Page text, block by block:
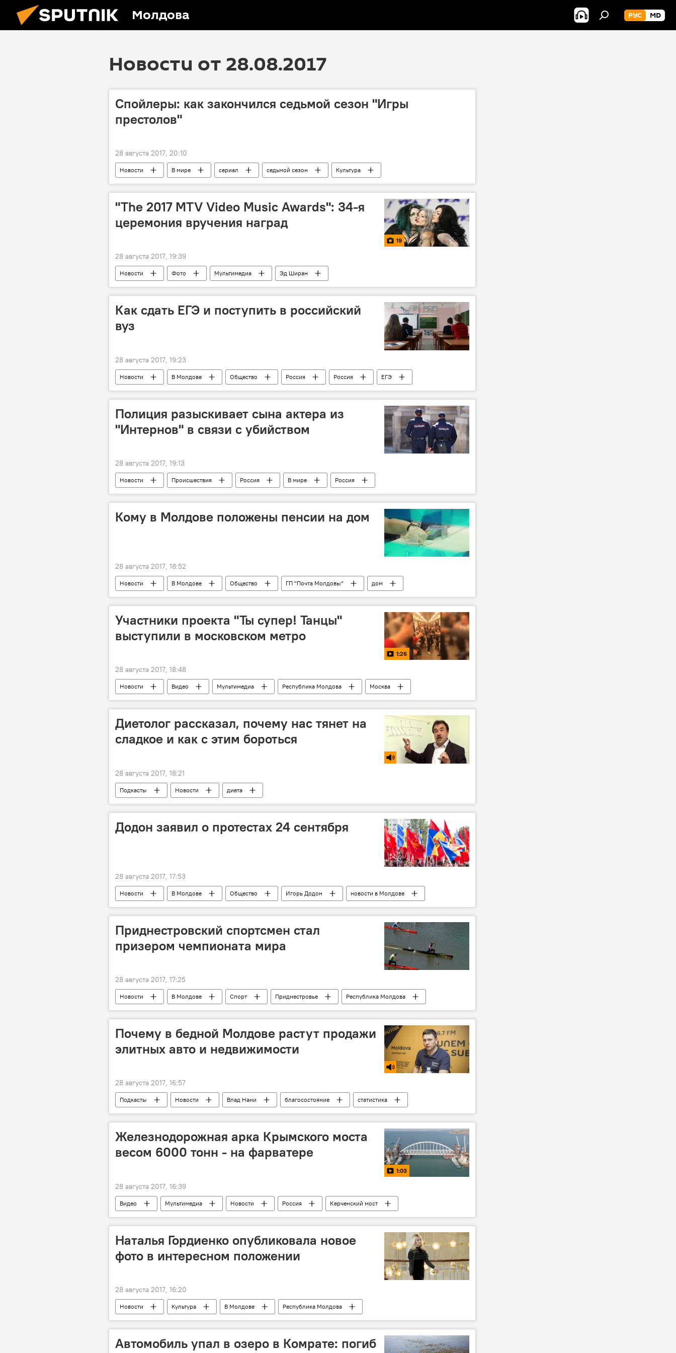
Молдова РУС MD
Новости от 28.08.2017
Спойлеры: как закончился седьмой сезон "Игры
престолов"
28 августа 2017, 20:10
Новости В мире сериал седьмой сезон Культура
"The 2017 MTV Video Music Awards": 34-я
церемония вручения наград
19
28 августа 2017, 19:39
Новости Фото Мультимедиа Эд Ширан
Как сдать ЕГЭ и поступить в российский
вуз
28 августа 2017, 19:23
Новости В Молдове Общество Россия Россия
ЕГЭ
ВУЗы Молдовы: вся информация для абитуриентов
Полиция разыскивает сына актера из
"Интернов" в связи с убийством
28 августа 2017, 19:13
Новости Происшествия Россия В мире
Россия
Санкт-Петербург
полиция розыск причастность
блогер
Кому в Молдове положены пенсии на дом
28 августа 2017, 18:52
Новости В Молдове Общество ГП "Почта Молдовы"
дом
пенсия
выплата соцвыплата
Участники проекта "Ты супер! Танцы"
выступили в московском метро
1:26
28 августа 2017, 18:48
Новости Видео Мультимедиа Республика Молдова
Москва
Ольга Шумейко
Татьяна Унтилова Эмилия Данич Конкурс "Ты супер! Танцы"
Диетолог рассказал, почему нас тянет на
сладкое и как с этим бороться
28 августа 2017, 18:21
Подкасты Новости диета
Додон заявил о протестах 24 сентября
28 августа 2017, 17:53
Новости В Молдове Общество Игорь Додон
новости в Молдове
протест
референдум
Приднестровский спортсмен стал
призером чемпионата мира
28 августа 2017, 17:25
Новости В Молдове Спорт Приднестровье
Республика Молдова
Владислав Чеботарь
гребля байдарки каное
Почему в бедной Молдове растут продажи
элитных авто и недвижимости
28 августа 2017, 16:57
Подкасты Новости Влад Нани благосостояние статистика
Железнодорожная арка Крымского моста
весом 6000 тонн - на фарватере
1:03
28 августа 2017, 16:39
Видео Мультимедиа Новости Россия Керченский мост
Наталья Гордиенко опубликовала новое
фото в интересном положении
28 августа 2017, 16:20
Новости Культура В Молдове
Республика Молдова
Наталья Гордиенко
Instagram
беременность
Автомобиль упал в озеро в Комрате: погиб